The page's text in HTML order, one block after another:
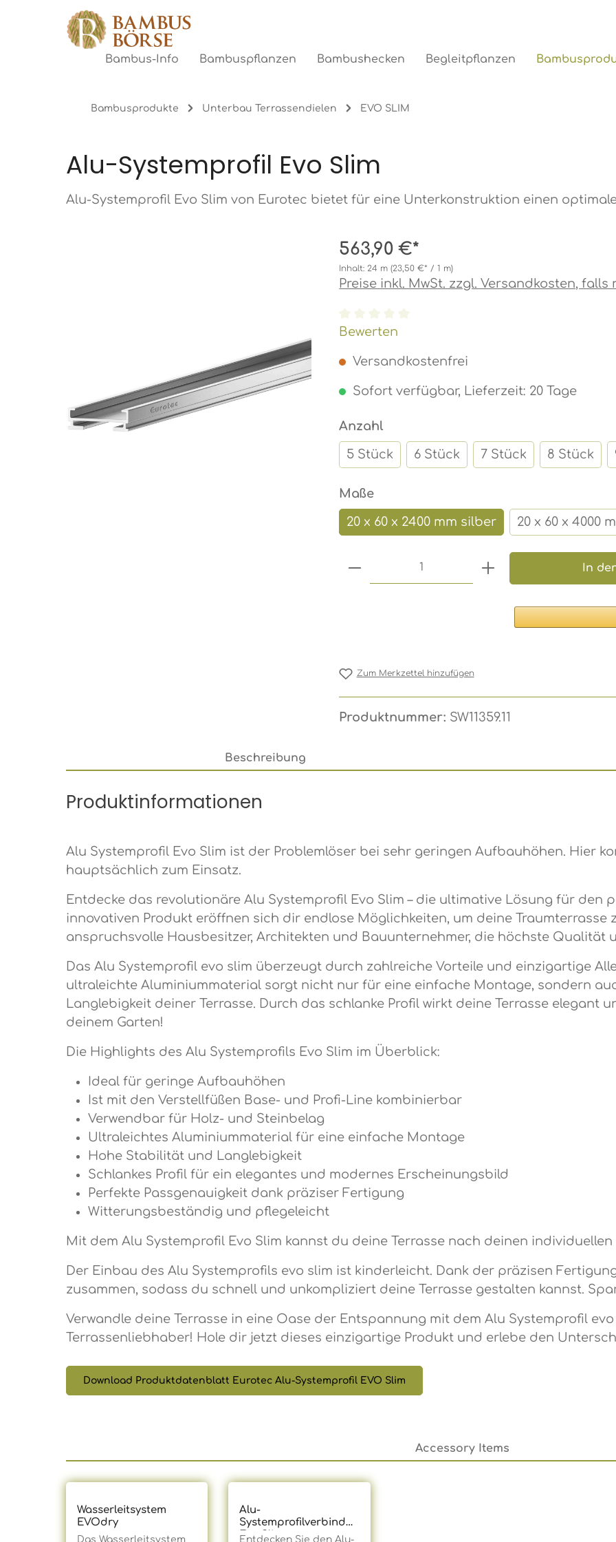
Zur Hauptnavigation springen
Bambus-Info Bambuspflanzen Bambushecken Begleitpflanzen
Bambusprodukte Unterbau Terrassendielen EVO SLIM
Alu-Systemprofil Evo Slim
Alu-Systemprofil Evo Slim von Eurotec bietet für eine Unterkonstruktion einen
563,90 €*
Inhalt: 24 m(23,50 €* / 1 m)
Preise inkl. MwSt. zzgl. Versandkosten,
Durchschnittliche Bewertung von 0 von 5
Bewerten
Versandkostenfrei
Sofort verfügbar, Lieferzeit: 20 Tage
Anzahlauswählen
5 Stück 6 Stück 7 Stück 8 Stück
Maßeauswählen
20 x 60 x 2400 mm silber 20 x 60 x 4000
Produkt Anzahl: Gib den In
Zum Merkzettel hinzufügen
Produktnummer: SW11359.11
Beschreibung
Produktinformationen
Alu Systemprofil Evo Slim ist der Problemlöser bei sehr geringen Aufbauhöhen. Hier
hauptsächlich zum Einsatz.
Entdecke das revolutionäre Alu Systemprofil Evo Slim – die ultimative Lösung für den
innovativen Produkt eröffnen sich dir endlose Möglichkeiten, um deine Traumterrasse
anspruchsvolle Hausbesitzer, Architekten und Bauunternehmer, die höchste Qualität
Das Alu Systemprofil evo slim überzeugt durch zahlreiche Vorteile und einzigartige
ultraleichte Aluminiummaterial sorgt nicht nur für eine einfache Montage, sondern
Langlebigkeit deiner Terrasse. Durch das schlanke Profil wirkt deine Terrasse elegant
deinem Garten!
Die Highlights des Alu Systemprofils Evo Slim im Überblick:
Ideal für geringe Aufbauhöhen
Ist mit den Verstellfüßen Base- und Profi-Line kombinierbar
Verwendbar für Holz- und Steinbelag
Ultraleichtes Aluminiummaterial für eine einfache Montage
Hohe Stabilität und Langlebigkeit
Schlankes Profil für ein elegantes und modernes Erscheinungsbild
Perfekte Passgenauigkeit dank präziser Fertigung
Witterungsbeständig und pflegeleicht
Mit dem Alu Systemprofil Evo Slim kannst du deine Terrasse nach deinen
Der Einbau des Alu Systemprofils evo slim ist kinderleicht. Dank der präzisen
zusammen, sodass du schnell und unkompliziert deine Terrasse gestalten kannst.
Verwandle deine Terrasse in eine Oase der Entspannung mit dem Alu Systemprofil
Terrassenliebhaber! Hole dir jetzt dieses einzigartige Produkt und erlebe den
Download Produktdatenblatt Eurotec Alu-Systemprofil EVO Slim
Accessory Items
Wasserleitsystem
EVOdry
Das Wasserleitsystem
Produkt Anzahl: Gib den gewünschten
Alu-
Systemprofilverbinder
Evo Slim
Entdecken Sie den Alu-